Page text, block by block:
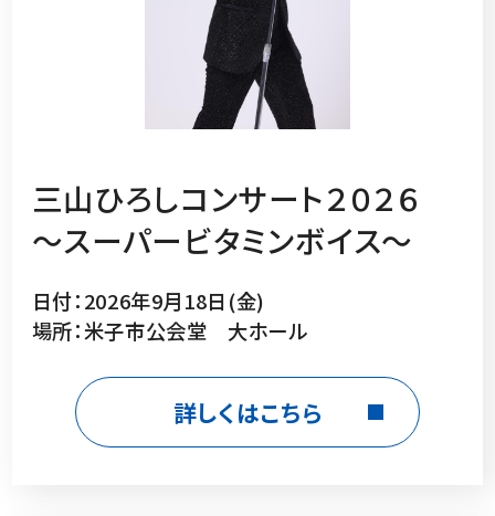
三山ひろしコンサート２０２６
～スーパービタミンボイス～
日付：2026年9月18日(金)
場所：米子市公会堂 大ホール
詳しくはこちら